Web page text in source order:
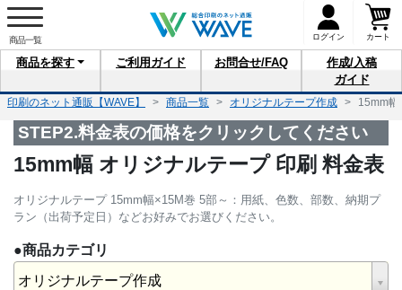
ログイン カート
商品を探す ご利用 ガイド お問合せ/FAQ
作成/入稿
ガイド
印刷のネット通販【WAVE】 商品一覧 オリジナルテープ作成 15mm
STEP2.料金表の価格をクリックしてください
15mm幅 オリジナルテープ 印刷 料金表
オリジナルテープ 15mm幅×15M巻 5部～：用紙、色数、部数、納期プ
ラン（出荷予定日）などお好みでお選びください。
●商品カテゴリ
オリジナルテープ作成